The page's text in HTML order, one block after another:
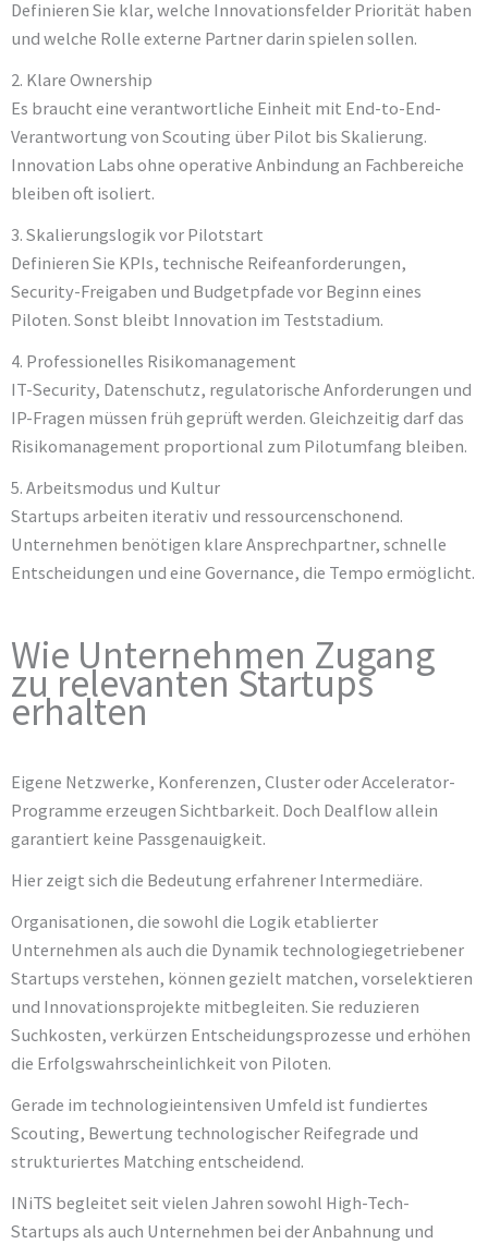
Definieren Sie klar, welche Innovationsfelder Priorität haben
und welche Rolle externe Partner darin spielen sollen.
2. Klare Ownership
Es braucht eine verantwortliche Einheit mit End-to-End-
Verantwortung von Scouting über Pilot bis Skalierung.
Innovation Labs ohne operative Anbindung an Fachbereiche
bleiben oft isoliert.
3. Skalierungslogik vor Pilotstart
Definieren Sie KPIs, technische Reifeanforderungen,
Security-Freigaben und Budgetpfade vor Beginn eines
Piloten. Sonst bleibt Innovation im Teststadium.
4. Professionelles Risikomanagement
IT-Security, Datenschutz, regulatorische Anforderungen und
IP-Fragen müssen früh geprüft werden. Gleichzeitig darf das
Risikomanagement proportional zum Pilotumfang bleiben.
5. Arbeitsmodus und Kultur
Startups arbeiten iterativ und ressourcenschonend.
Unternehmen benötigen klare Ansprechpartner, schnelle
Entscheidungen und eine Governance, die Tempo ermöglicht.
Wie Unternehmen Zugang
zu relevanten Startups
erhalten
Eigene Netzwerke, Konferenzen, Cluster oder Accelerator-
Programme erzeugen Sichtbarkeit. Doch Dealflow allein
garantiert keine Passgenauigkeit.
Hier zeigt sich die Bedeutung erfahrener Intermediäre.
Organisationen, die sowohl die Logik etablierter
Unternehmen als auch die Dynamik technologiegetriebener
Startups verstehen, können gezielt matchen, vorselektieren
und Innovationsprojekte mitbegleiten. Sie reduzieren
Suchkosten, verkürzen Entscheidungsprozesse und erhöhen
die Erfolgswahrscheinlichkeit von Piloten.
Gerade im technologieintensiven Umfeld ist fundiertes
Scouting, Bewertung technologischer Reifegrade und
strukturiertes Matching entscheidend.
INiTS begleitet seit vielen Jahren sowohl High-Tech-
Startups als auch Unternehmen bei der Anbahnung und